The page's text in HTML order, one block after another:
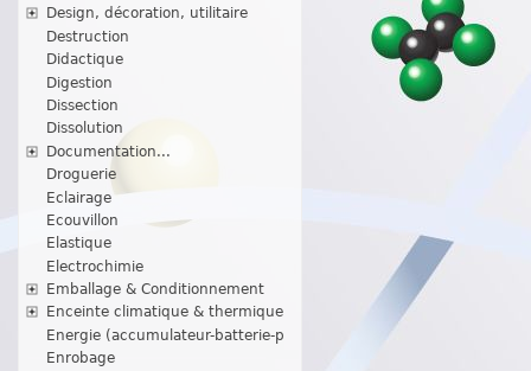
Design, décoration, utilitaire
Destruction
Didactique
Digestion
Dissection
Dissolution
Documentation...
Droguerie
Eclairage
Ecouvillon
Elastique
Electrochimie
Emballage & Conditionnement
Enceinte climatique & thermique
Energie (accumulateur-batterie-p
Enrobage